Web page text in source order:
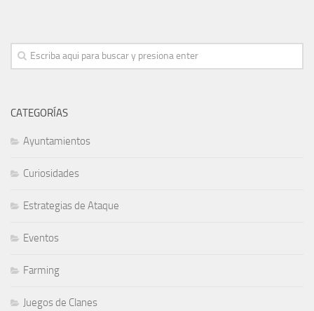
CATEGORÍAS
Ayuntamientos
Curiosidades
Estrategias de Ataque
Eventos
Farming
Juegos de Clanes